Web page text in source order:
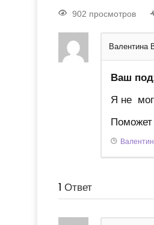
902 просмотров
Валентина
Ваш
Я не
1 Ответ